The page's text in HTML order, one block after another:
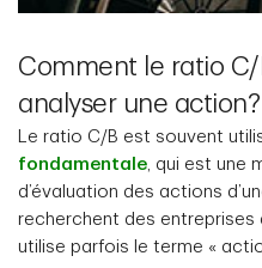
Comment le ratio
analyser une action?
Le ratio C/B est souvent
fondamentale, qui est une
d’évaluation des actions
recherchent des
utilise parfois le terme «